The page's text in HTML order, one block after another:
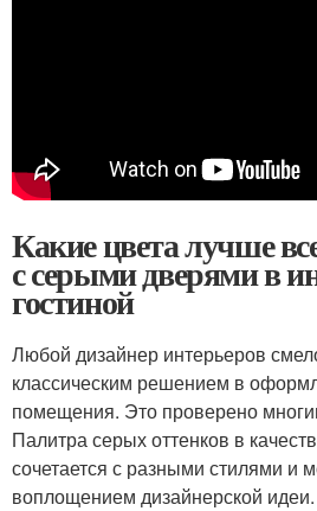
Какие цвета лучше
с серыми дверями в
гостиной
Любой дизайнер интерьеров
классическим решением в
помещения. Это проверено
Палитра серых оттенков в
сочетается с разными стилями и
воплощением дизайнерской идеи.